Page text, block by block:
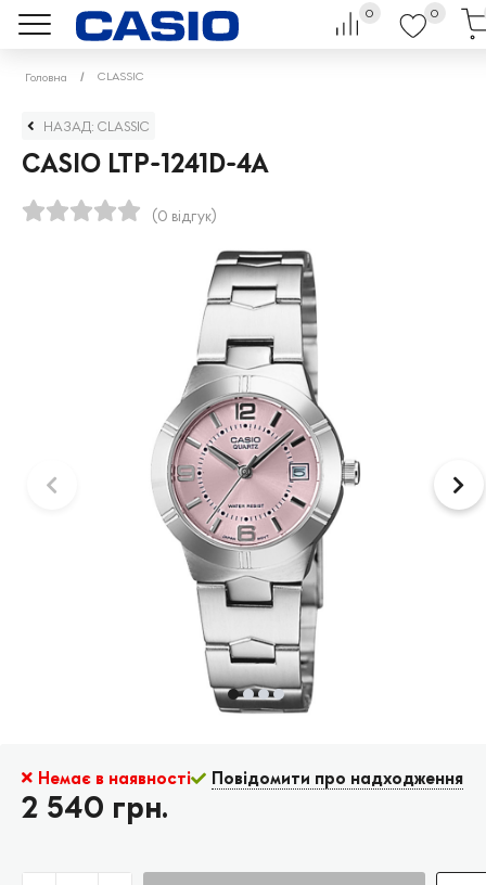
0 0
Головна CLASSIC
НАЗАД: CLASSIC
CASIO LTP-1241D-4A
(0 відгук)
Немає в наявності Повідомити про надходження
2 540 грн.